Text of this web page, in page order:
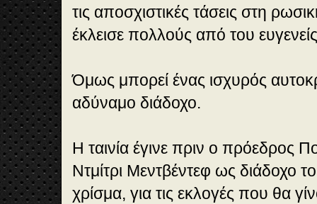
τις αποσχιστικές τάσεις στη
έκλεισε πολλούς από του
Όμως μπορεί ένας ισχυρός
αδύναμο διάδοχο.
Η ταινία έγινε πριν ο πρόεδρος
Ντμίτρι Μεντβέντεφ ως διάδοχο
χρίσμα, για τις εκλογές που θα